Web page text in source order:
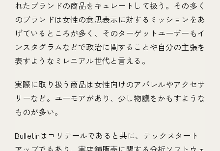
れたブランドの商品をキュレートして扱う。その多く
のブランドは女性の意思表示に対するミッションをあ
げているところが多く、そのターゲットユーザーもイ
ンスタグラムなどで政治に関することや自分の主張を
表すようなミレニアル世代と言える。
実際に取り扱う商品は女性向けのアパレルやアクセサ
リーなど。ユーモアがあり、少し物議をかもすような
ものが多い。
Bulletinはコリテールであると共に、テックスタート